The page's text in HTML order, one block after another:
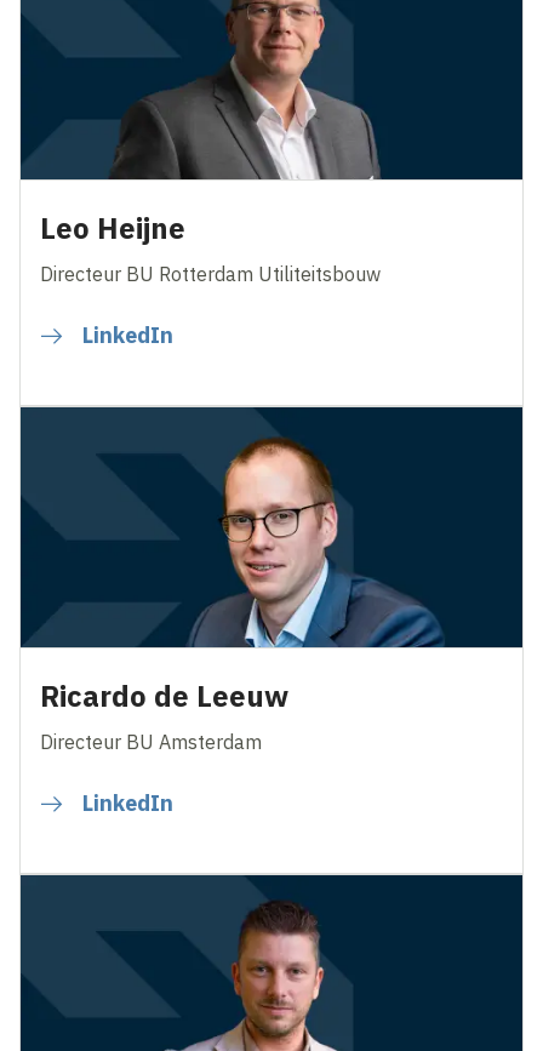
Leo Heijne
Directeur BU Rotterdam Utiliteitsbouw
LinkedIn
Ricardo de Leeuw
Directeur BU Amsterdam
LinkedIn